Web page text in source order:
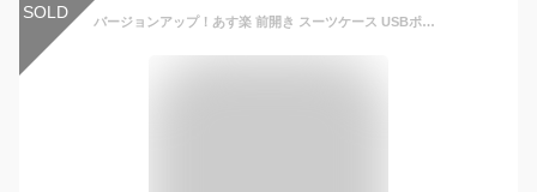
SOLD バージョンアップ！あす楽 前開き スーツケース USBポート付き キャリーケース Mサイズ キャリーバッグ 5カラー選ぶ フロントオープン 2-3日用 泊まる 軽量設計 大容量 多収納ポケット トランク 修学旅行 海外旅行 GOTOトラベル 国内旅行 送料無料 sc179-24